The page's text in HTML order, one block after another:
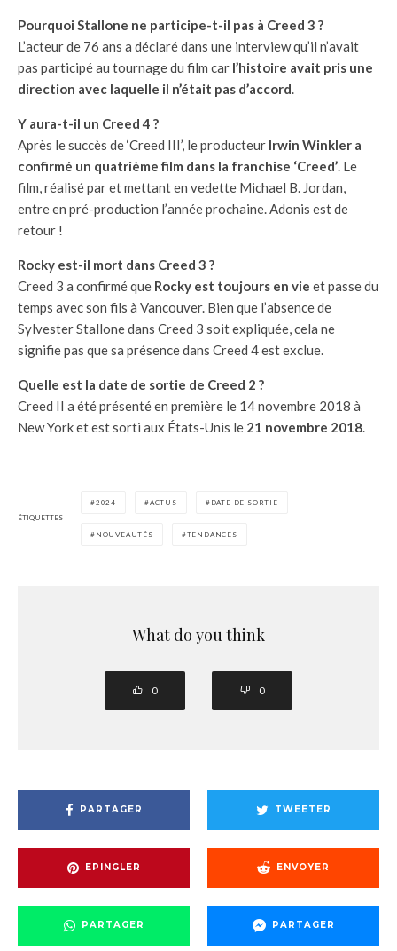
Pourquoi Stallone ne participe-t-il pas à Creed 3 ?
L’acteur de 76 ans a déclaré dans une interview qu’il n’avait
pas participé au tournage du film car l’histoire avait pris une
direction avec laquelle il n’était pas d’accord.
Y aura-t-il un Creed 4 ?
Après le succès de ‘Creed III’, le producteur Irwin Winkler a
confirmé un quatrième film dans la franchise ‘Creed’. Le
film, réalisé par et mettant en vedette Michael B. Jordan,
entre en pré-production l’année prochaine. Adonis est de
retour !
Rocky est-il mort dans Creed 3 ?
Creed 3 a confirmé que Rocky est toujours en vie et passe du
temps avec son fils à Vancouver. Bien que l’absence de
Sylvester Stallone dans Creed 3 soit expliquée, cela ne
signifie pas que sa présence dans Creed 4 est exclue.
Quelle est la date de sortie de Creed 2 ?
Creed II a été présenté en première le 14 novembre 2018 à
New York et est sorti aux États-Unis le 21 novembre 2018.
ÉTIQUETTES
2024 ACTUS DATE DE SORTIE
NOUVEAUTÉS TENDANCES
What do you think
0 0
PARTAGER TWEETER
EPINGLER ENVOYER
PARTAGER PARTAGER